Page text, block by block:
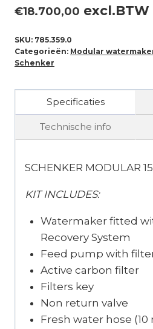
€18.700,00 excl.BTW
SKU: 785.359.0
Categorieën: Modular
Schenker
Specificaties
Technische info
SCHENKER MODULAR
KIT INCLUDES:
Watermaker fitted
Recovery System
Feed pump with
Active carbon filter
Filters key
Non return valve
Fresh water hose (10